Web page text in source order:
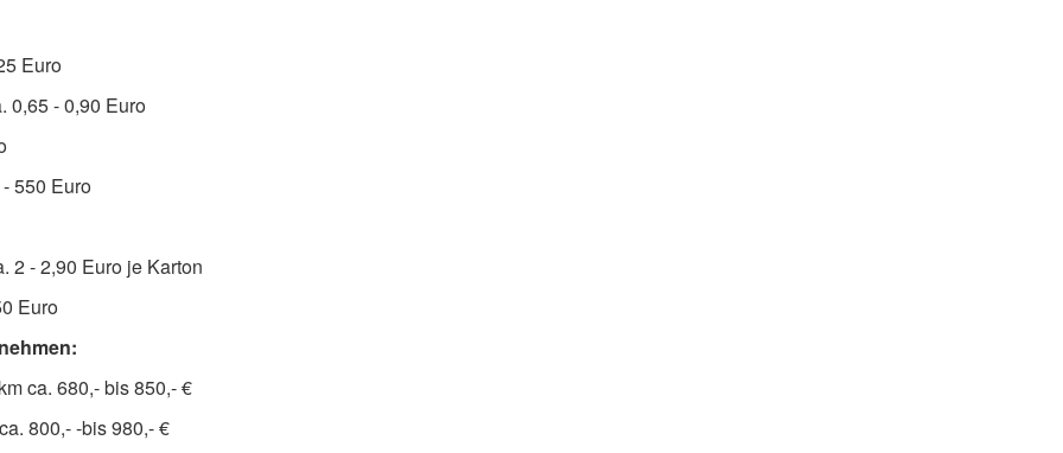
Euro
0,65 - 0,90 Euro
550 Euro
2 - 2,90 Euro je Karton
Euro
ca. 680,- bis 850,- €
800,- -bis 980,- €